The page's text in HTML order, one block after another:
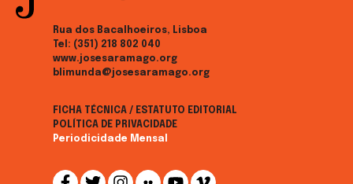
Rua dos Bacalhoeiros, Lisboa
Tel: (351) 218 802 040
www.josesaramago.org
blimunda@josesaramago.org
FICHA TÉCNICA / ESTATUTO EDITORIAL
POLÍTICA DE PRIVACIDADE
Periodicidade Mensal